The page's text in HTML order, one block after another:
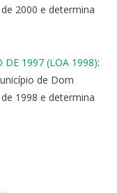
2000 e determina
DE 1997 (LOA 1998):
de Dom
1998 e determina